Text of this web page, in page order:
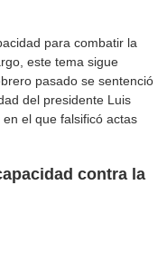
para combatir la
este tema sigue
pasado se sentenció
del presidente Luis
el que falsificó actas
contra la